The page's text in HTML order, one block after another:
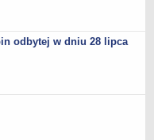
kultury, OSP
odbytej w dniu 28 lipca